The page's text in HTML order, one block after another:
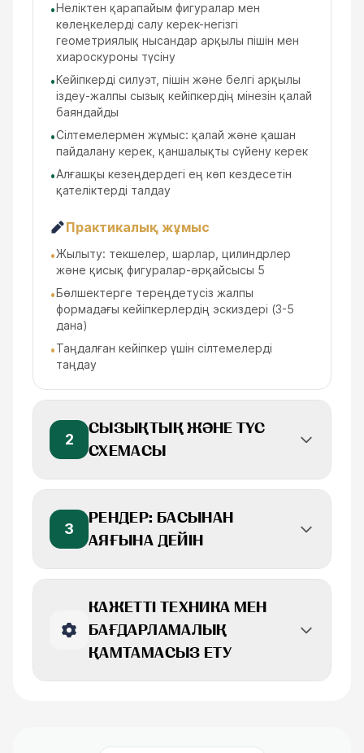
•Неліктен қарапайым фигуралар мен
көлеңкелерді салу керек-негізгі
геометриялық нысандар арқылы пішін мен
хиароскуроны түсіну
•Кейіпкерді силуэт, пішін және белгі арқылы
іздеу-жалпы сызық кейіпкердің мінезін қалай
баяндайды
•Сілтемелермен жұмыс: қалай және қашан
пайдалану керек, қаншалықты сүйену керек
•Алғашқы кезеңдердегі ең көп кездесетін
қателіктерді талдау
Практикалық жұмыс
•Жылыту: текшелер, шарлар, цилиндрлер
және қисық фигуралар-әрқайсысы 5
•Бөлшектерге тереңдетусіз жалпы
формадағы кейіпкерлердің эскиздері (3-5
дана)
•Таңдалған кейіпкер үшін сілтемелерді
таңдау
2
СЫЗЫҚТЫҚ ЖӘНЕ ТҮС
СХЕМАСЫ
3
РЕНДЕР: БАСЫНАН
АЯҒЫНА ДЕЙІН
КАЖЕТТІ ТЕХНИКА МЕН
БАҒДАРЛАМАЛЫҚ
ҚАМТАМАСЫЗ ЕТУ